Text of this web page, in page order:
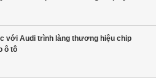
với Audi trình làng thương hiệu chip
ô tô